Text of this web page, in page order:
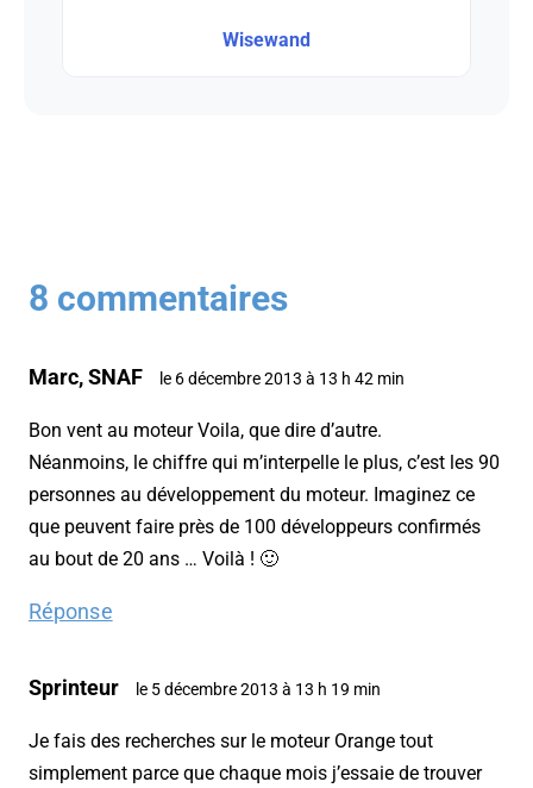
Wisewand
8 commentaires
Marc, SNAF le 6 décembre 2013 à 13 h 42 min
Bon vent au moteur Voila, que dire d’autre.
Néanmoins, le chiffre qui m’interpelle le plus, c’est les 90
personnes au développement du moteur. Imaginez ce
que peuvent faire près de 100 développeurs confirmés
au bout de 20 ans … Voilà ! 🙂
Réponse
Sprinteur le 5 décembre 2013 à 13 h 19 min
Je fais des recherches sur le moteur Orange tout
simplement parce que chaque mois j’essaie de trouver